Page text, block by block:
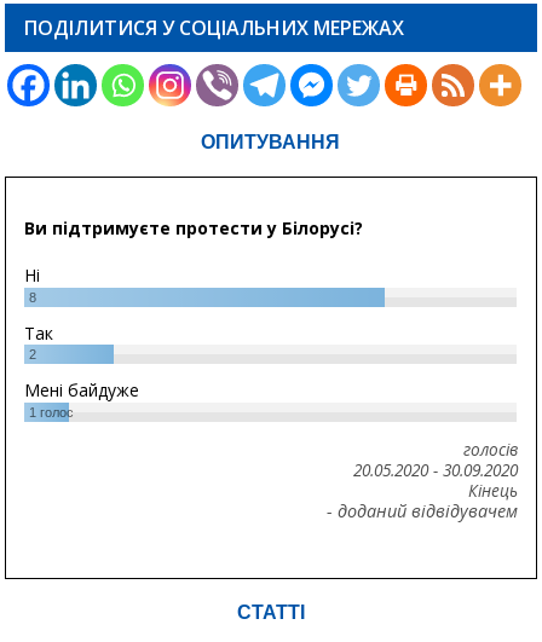
ПОДІЛИТИСЯ У СОЦІАЛЬНИХ МЕРЕЖАХ
ОПИТУВАННЯ
Ви підтримуєте протести у Білорусі?
Ні
8
Так
2
Мені байдуже
1 голос
голосів
20.05.2020- 30.09.2020
Кінець
- доданий відвідувачем
СТАТТІ